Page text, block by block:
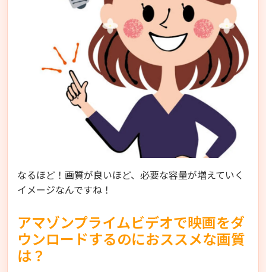
なるほど！画質が良いほど、必要な容量が増えていく
イメージなんですね！
アマゾンプライムビデオで映画をダ
ウンロードするのにおススメな画質
は？